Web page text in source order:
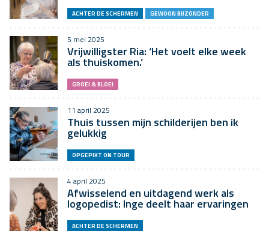
ACHTER DE SCHERMEN GEWOON BIJZONDER
5 mei 2025
Vrijwilligster Ria: ‘Het voelt elke week
als thuiskomen.’
GROEI & BLOEI
11 april 2025
Thuis tussen mijn schilderijen ben ik
gelukkig
OPGEPIKT ON TOUR
4 april 2025
Afwisselend en uitdagend werk als
logopedist: Inge deelt haar ervaringen
ACHTER DE SCHERMEN